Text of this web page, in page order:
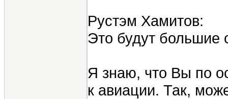
Рустэм Хамитов:
Это будут большие
Я знаю, что Вы по
к авиации. Так,